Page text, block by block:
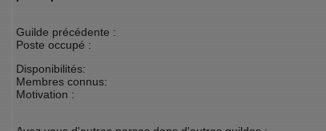
Guilde précédente :
Poste occupé :
Disponibilités:
Membres connus:
Motivation :